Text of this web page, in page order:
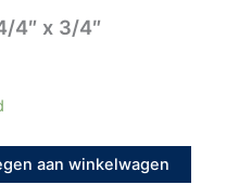
4″ x 3/4″
aan winkelwagen